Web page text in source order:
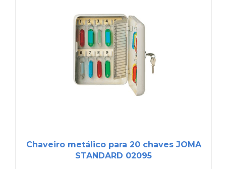
Chaveiro metálico para 20 chaves JOMA
STANDARD 02095